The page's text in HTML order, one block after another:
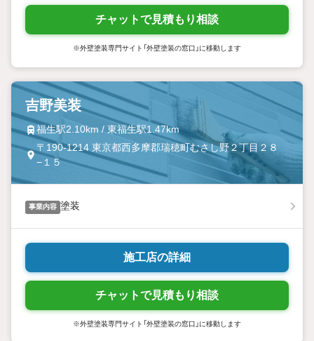
チャットで見積もり相談
※外壁塗装専門サイト「外壁塗装の窓口」に移動します
吉野美装
福生駅2.10km / 東福生駅1.47km
〒190-1214 東京都西多摩郡瑞穂町むさし野２丁目２８
−１５
事業内容 塗装
施工店の詳細
チャットで見積もり相談
※外壁塗装専門サイト「外壁塗装の窓口」に移動します